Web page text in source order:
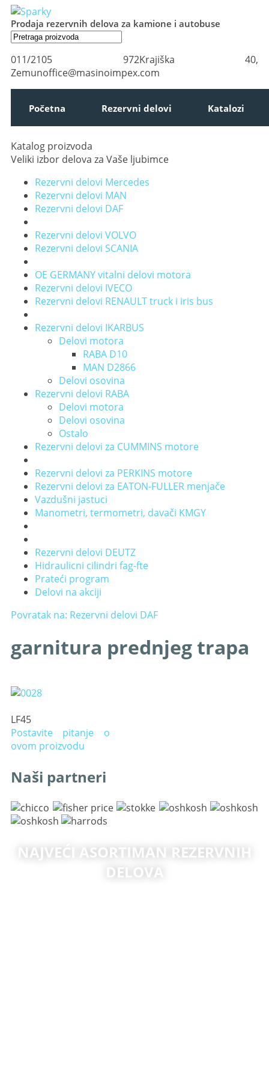
Prodaja rezervnih delova za kamione i autobuse
011/2105 972Krajiška 40,
Zemunoffice@masinoimpex.com
Početna Rezervni delovi Katalozi
Katalog proizvoda
Veliki izbor delova za Vaše ljubimce
Rezervni delovi Mercedes
Rezervni delovi MAN
Rezervni delovi DAF
Rezervni delovi VOLVO
Rezervni delovi SCANIA
OE GERMANY vitalni delovi motora
Rezervni delovi IVECO
Rezervni delovi RENAULT truck i iris bus
Rezervni delovi IKARBUS
Delovi motora
RABA D10
MAN D2866
Delovi osovina
Rezervni delovi RABA
Delovi motora
Delovi osovina
Ostalo
Rezervni delovi za CUMMINS motore
Rezervni delovi za PERKINS motore
Rezervni delovi za EATON-FULLER menjače
Vazdušni jastuci
Manometri, termometri, davači KMGY
Rezervni delovi DEUTZ
Hidraulicni cilindri fag-fte
Prateći program
Delovi na akciji
Povratak na: Rezervni delovi DAF
garnitura prednjeg trapa
LF45
Postavite pitanje o
ovom proizvodu
Naši partneri
NAJVEĆI ASORTIMAN REZERVNIH
DELOVA